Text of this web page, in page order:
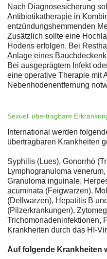
Nach Diagnosesicherung
Antibiotikatherapie in
entzündungshemmenden
Zusätzlich sollte eine
Hodens erfolgen. Bei
Anlage eines
Bei ausgeprägtem Infekt
eine operative Therapie mit
Nebenhodenentfernung
Sexuell übertragbare
International werden
übertragbaren Krankheiten
Syphilis (Lues), Gonorrhö
Lymphogranuloma
Granuloma inguinale,
acuminata (Feigwarzen),
(Dellwarzen), Hepatitis B
(Pilzerkrankungen),
Trichomonadeninfektionen,
Krankheiten durch das HI-
Auf folgende Krankheiten